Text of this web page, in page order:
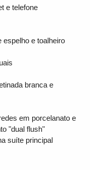
e telefone
espelho e toalheiro
branca e
em porcelanato e
"dual flush"
suíte principal